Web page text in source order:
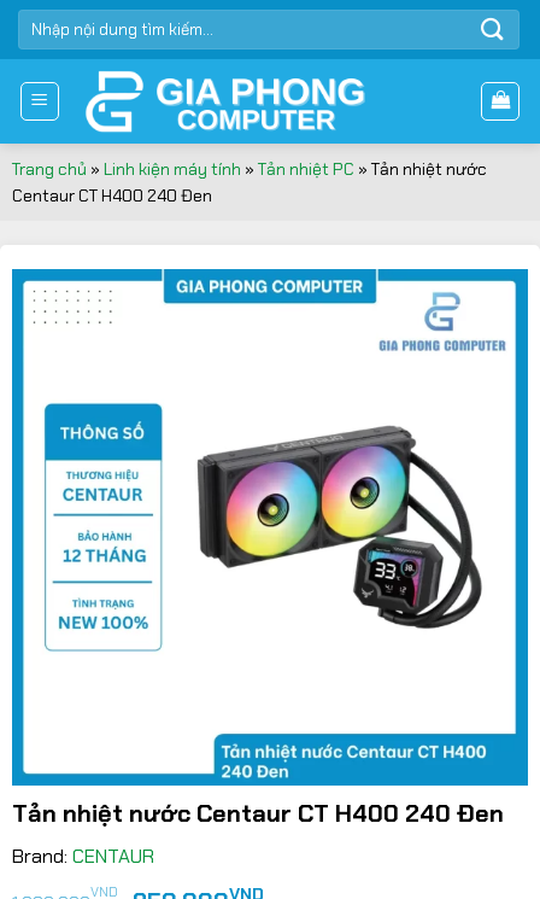
Bỏ
qua
dung
TÌM
KIẾM:
Trang chủ » Linh kiện máy tính » Tản nhiệt PC » Tản nhiệt nước
Centaur CT H400 240 Đen
Tản nhiệt nước Centaur CT H400 240 Đen
Brand: CENTAUR
VND VND